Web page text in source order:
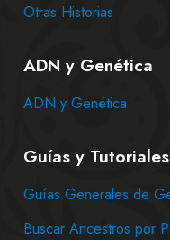
Otras Historias
ADN y Genética
ADN y Genética
Guías y Tutoriales
Guías Generales de
Buscar Ancestros por